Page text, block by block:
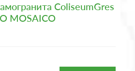
ColiseumGres
MOSAICO